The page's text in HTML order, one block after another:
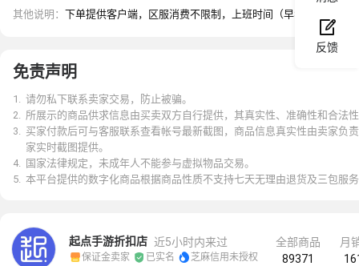
反馈
其他说明 ： 下单提供客户端，区服消费不限制，上班时间（早8.00-凌晨2.00
免责声明
1 . 请勿私下联系卖家交易，防止被骗。
2. 所展示的商品供求信息由买卖双方自行提供，其真实性、准确性和合法
3. 买家付款后可与客服联系查看帐号最新截图，商品信息真实性由卖家负
家实时截图提供。
4. 国家法律规定，未成年人不能参与虚拟物品交易。
5. 本平台提供的数字化商品根据商品性质不支持七天无理由退货及三包服
起点手游折扣店 近5小时内来过
保证金卖家  已实名 芝麻信用未授权
全部商品
89371
月